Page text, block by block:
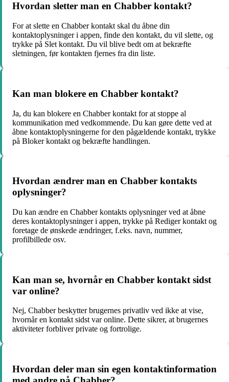
Hvordan sletter man en Chabber kontakt?
For at slette en Chabber kontakt skal du åbne din
kontaktoplysninger i appen, finde den kontakt, du vil slette, og
trykke på Slet kontakt. Du vil blive bedt om at bekræfte
sletningen, før kontakten fjernes fra din liste.
Kan man blokere en Chabber kontakt?
Ja, du kan blokere en Chabber kontakt for at stoppe al
kommunikation med vedkommende. Du kan gøre dette ved at
åbne kontaktoplysningerne for den pågældende kontakt, trykke
på Bloker kontakt og bekræfte handlingen.
Hvordan ændrer man en Chabber kontakts
oplysninger?
Du kan ændre en Chabber kontakts oplysninger ved at åbne
deres kontaktoplysninger i appen, trykke på Rediger kontakt og
foretage de ønskede ændringer, f.eks. navn, nummer,
profilbillede osv.
Kan man se, hvornår en Chabber kontakt sidst
var online?
Nej, Chabber beskytter brugernes privatliv ved ikke at vise,
hvornår en kontakt sidst var online. Dette sikrer, at brugernes
aktiviteter forbliver private og fortrolige.
Hvordan deler man sin egen kontaktinformation